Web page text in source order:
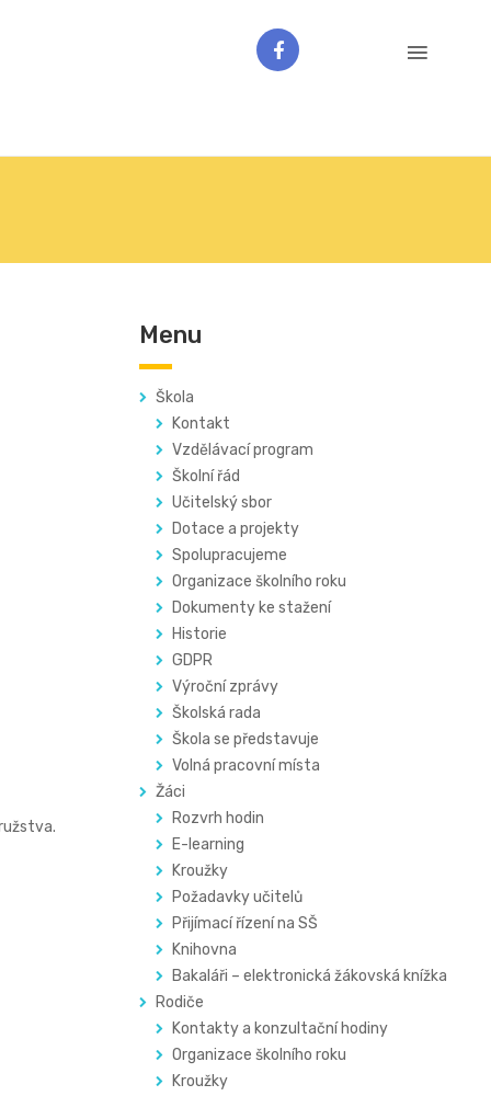
Menu
Škola
Kontakt
Vzdělávací program
Školní řád
Učitelský sbor
Dotace a projekty
Spolupracujeme
Organizace školního roku
Dokumenty ke stažení
Historie
GDPR
Výroční zprávy
Školská rada
Škola se představuje
Volná pracovní místa
Žáci
Rozvrh hodin
E-learning
Kroužky
Požadavky učitelů
Přijímací řízení na SŠ
Knihovna
Bakaláři – elektronická žákovská knížka
Rodiče
Kontakty a konzultační hodiny
Organizace školního roku
Kroužky